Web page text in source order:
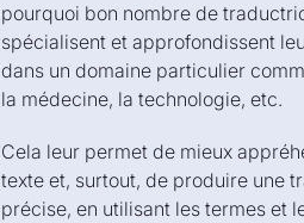
pourquoi bon nombre de
spécialisent et approfondissent
dans un domaine particulier
la médecine, la technologie, etc.
Cela leur permet de mieux
texte et, surtout, de produire une
précise, en utilisant les termes et